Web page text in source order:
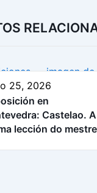
25, 2026
en
Castelao. A
lección do mestre